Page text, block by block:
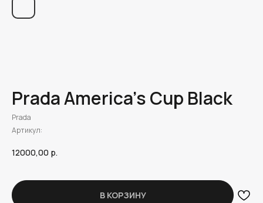
Prada America's Cup Black
Prada
Артикул:
12000,00 р.
В КОРЗИНУ